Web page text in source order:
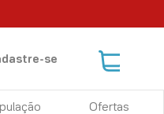
se
Ofertas